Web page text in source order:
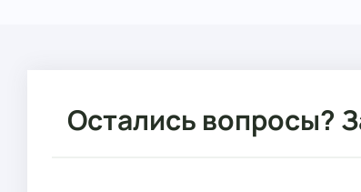
Остались вопросы?